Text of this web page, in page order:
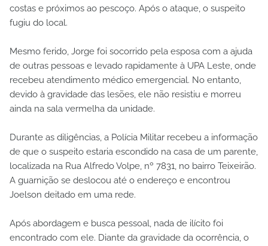
costas e próximos ao pescoço. Após o ataque, o suspeito
fugiu do local.
Mesmo ferido, Jorge foi socorrido pela esposa com a ajuda
de outras pessoas e levado rapidamente à UPA Leste, onde
recebeu atendimento médico emergencial. No entanto,
devido à gravidade das lesões, ele não resistiu e morreu
ainda na sala vermelha da unidade.
Durante as diligências, a Polícia Militar recebeu a informação
de que o suspeito estaria escondido na casa de um parente,
localizada na Rua Alfredo Volpe, nº 7831, no bairro Teixeirão.
A guarnição se deslocou até o endereço e encontrou
Joelson deitado em uma rede.
Após abordagem e busca pessoal, nada de ilícito foi
encontrado com ele. Diante da gravidade da ocorrência, o